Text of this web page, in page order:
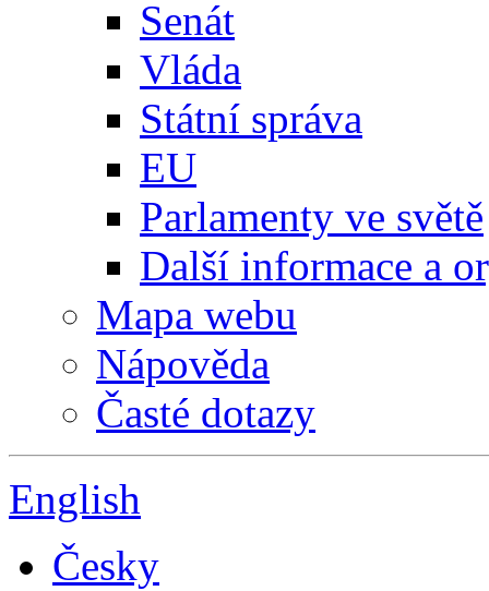
Senát
Vláda
Státní správa
EU
Parlamenty ve světě
Další informace a
Mapa webu
Nápověda
Časté dotazy
English
Česky